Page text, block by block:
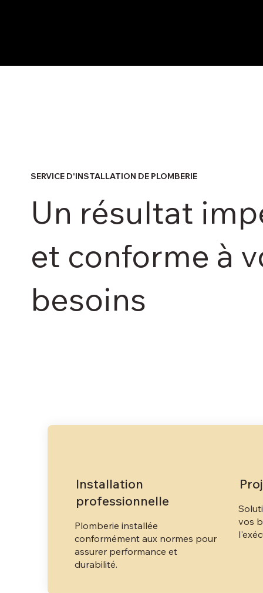
SERVICE D'INSTALLATION DE PLOMBERIE
Un résultat
et conforme à
besoins
Installation
professionnelle
Plomberie installée
conformément aux normes pour
assurer performance et
durabilité.
vos